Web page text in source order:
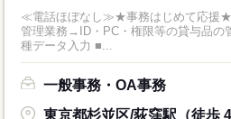
≪電話ほぼなし≫★事務はじめて応援★
管理業務→ID・PC・権限等の貸与品の
種データ入力 ■...
一般事務・OA事務
東京都杉並区/荻窪駅（徒歩 4